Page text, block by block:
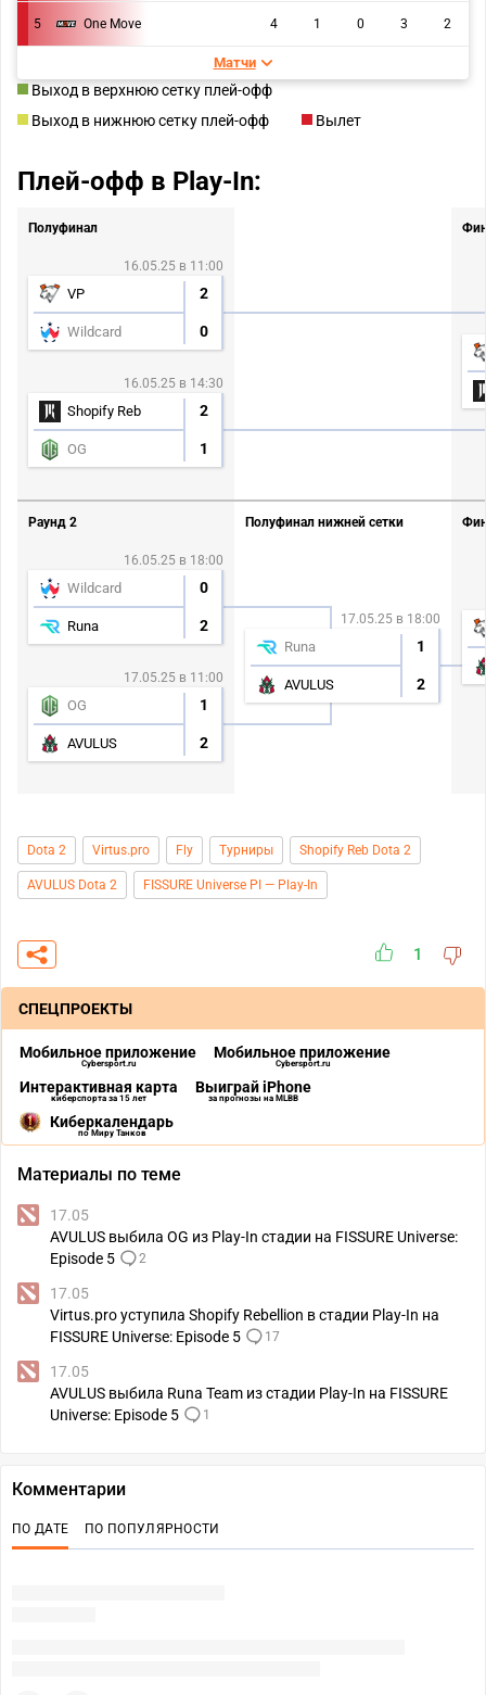
5 One Move 4 1 0 3 2
Матчи
Выход в верхнюю сетку плей-офф
Выход в нижнюю сетку плей-офф
Вылет
Плей-офф в Play-In:
Полуфинал
16.05.25 в 11:00
VP 2
Wildcard 0
16.05.25 в 14:30
Shopify Reb 2
OG 1
Раунд 2
16.05.25 в 18:00
Wildcard 0
Runa 2
17.05.25 в 11:00
OG 1
AVULUS 2
Полуфинал нижней сетки
17.05.25 в 18:00
Runa 1
AVULUS 2
Dota 2 Virtus.pro Fly Турниры Shopify Reb Dota 2
AVULUS Dota 2 FISSURE Universe PI — Play-In
1
СПЕЦПРОЕКТЫ
Мобильное приложение
Cybersport.ru
Мобильное приложение
Cybersport.ru
Интерактивная карта
киберспорта за 15 лет
Выиграй iPhone
за прогнозы на MLBB
Киберкалендарь
по Миру Танков
Материалы по теме
17.05
AVULUS выбила OG из Play-In стадии на FISSURE Universe:
Episode 5
2
17.05
Virtus.pro уступила Shopify Rebellion в стадии Play-In на
FISSURE Universe: Episode 5
17
17.05
AVULUS выбила Runa Team из стадии Play-In на FISSURE
Universe: Episode 5
1
Комментарии
ПО ДАТЕ ПО ПОПУЛЯРНОСТИ